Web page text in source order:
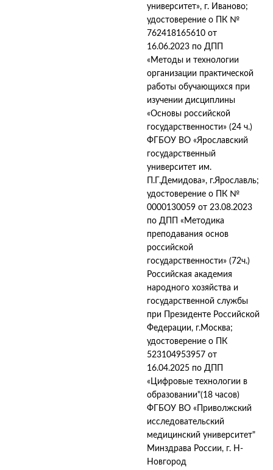
университет», г. Иваново;
удостоверение о ПК №
762418165610 от
16.06.2023 по ДПП
«Методы и технологии
организации практической
работы обучающихся при
изучении дисциплины
«Основы российской
государственности» (24 ч.)
ФГБОУ ВО «Ярославский
государственный
университет им.
П.Г.Демидова», г.Ярославль;
удостоверение о ПК №
0000130059 от 23.08.2023
по ДПП «Методика
преподавания основ
российской
государственности» (72ч.)
Российская академия
народного хозяйства и
государственной службы
при Президенте Российской
Федерации, г.Москва;
удостоверение о ПК
523104953957 от
16.04.2025 по ДПП
«Цифровые технологии в
образовании"(18 часов)
ФГБОУ ВО «Приволжский
исследовательский
медицинский университет"
Минздрава России, г. Н-
Новгород